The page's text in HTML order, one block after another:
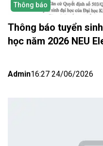
Thông báo
Thông báo tuyển
học năm 2026 NEU
Admin16:27 24/06/2026